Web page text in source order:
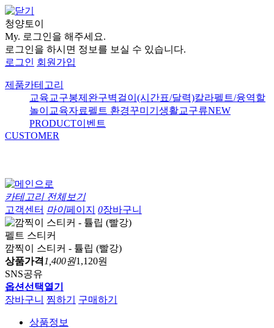
청양토이
My. 로그인을 해주세요.
로그인을 하시면 정보를 보실 수 있습니다.
로그인 회원가입
제품카테고리
교육교구봉제완구벽걸이(시간표/달력)칼라펠트/융역할
놀이 교육자료펠트 환경꾸미기 생활교구류NEW
PRODUCT이벤트
CUSTOMER
카테고리 전체보기
고객센터 마이페이지 0장바구니
펠트 스티커
깜찍이 스티커 - 튤립 (빨강)
상품가격 1,400원1,120원
SNS공유
옵션선택열기
장바구니 찜하기 구매하기
상품정보